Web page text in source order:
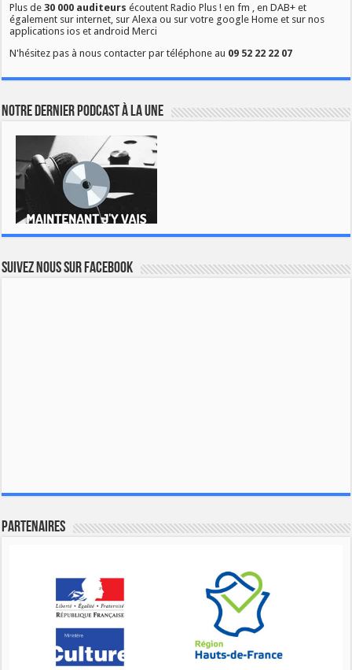
Plus de30 000 auditeurs écoutent Radio Plus ! en fm , en DAB+ et
également sur internet, sur Alexa ou sur votre google Home et sur nos
applications ios et android Merci
N'hésitez pas à nous contacter par téléphone au 09 52 22 22 07
Notre dernier podcast à la une
Suivez nous sur Facebook
Partenaires